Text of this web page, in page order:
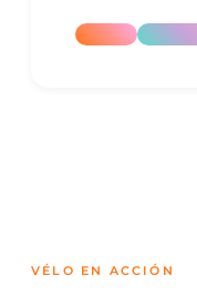
VÉLO EN ACCIÓN